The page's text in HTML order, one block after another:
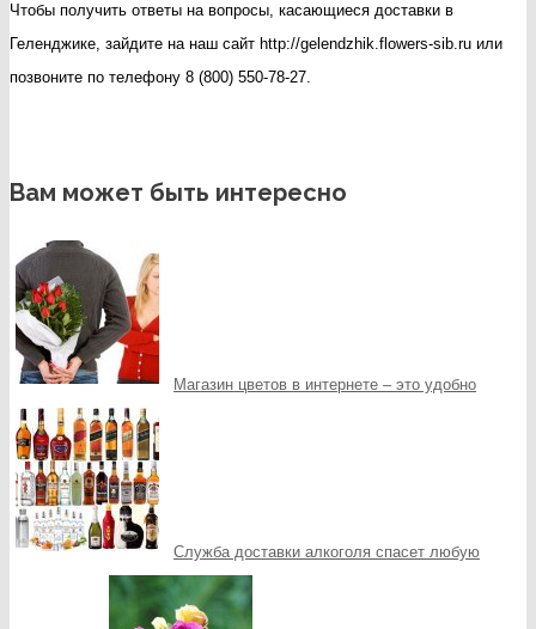
Чтобы получить ответы на вопросы, касающиеся доставки в
Геленджике, зайдите на наш сайт http://gelendzhik.flowers-sib.ru или
позвоните по телефону 8 (800) 550-78-27.
Вам может быть интересно
Магазин цветов в интернете – это удобно
Служба доставки алкоголя спасет любую